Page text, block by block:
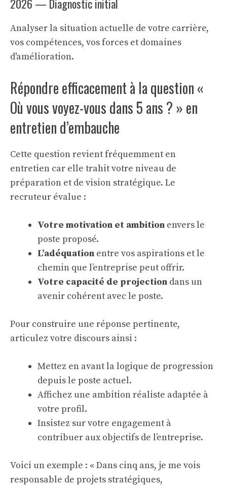
2026 — Diagnostic initial
Analyser la situation actuelle de votre carrière,
vos compétences, vos forces et domaines
d'amélioration.
Répondre efficacement à la question «
Où vous voyez-vous dans 5 ans ? » en
entretien d’embauche
Cette question revient fréquemment en
entretien car elle trahit votre niveau de
préparation et de vision stratégique. Le
recruteur évalue :
Votre motivation et ambition envers le
poste proposé.
L’adéquation entre vos aspirations et le
chemin que l’entreprise peut offrir.
Votre capacité de projection dans un
avenir cohérent avec le poste.
Pour construire une réponse pertinente,
articulez votre discours ainsi :
Mettez en avant la logique de progression
depuis le poste actuel.
Affichez une ambition réaliste adaptée à
votre profil.
Insistez sur votre engagement à
contribuer aux objectifs de l’entreprise.
Voici un exemple : « Dans cinq ans, je me vois
responsable de projets stratégiques,